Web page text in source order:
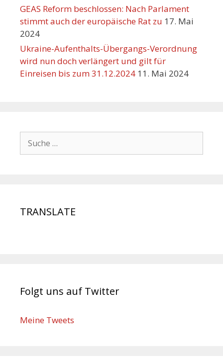
GEAS Reform beschlossen: Nach Parlament
stimmt auch der europäische Rat zu 17. Mai
2024
Ukraine-Aufenthalts-Übergangs-Verordnung
wird nun doch verlängert und gilt für
Einreisen bis zum 31.12.2024 11. Mai 2024
TRANSLATE
Folgt uns auf Twitter
Meine Tweets